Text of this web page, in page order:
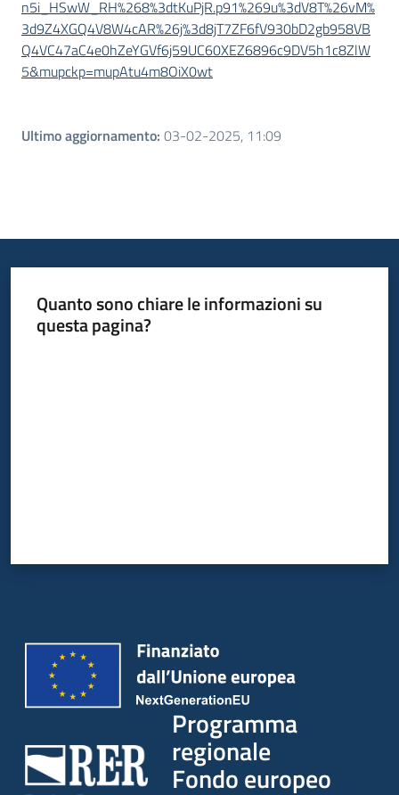
n5i_HSwW_RH%268%3dtKuPjR.p91%269u%3dV8T%26vM%
3d9Z4XGQ4V8W4cAR%26j%3d8jT7ZF6fV930bD2gb958VB
Q4VC47aC4e0hZeYGVf6j59UC60XEZ6896c9DV5h1c8ZlW
5&mupckp=mupAtu4m8OiX0wt
Ultimo aggiornamento: 03-02-2025, 11:09
Quanto sono chiare le informazioni su
questa pagina?
Programma
regionale
Fondo europeo